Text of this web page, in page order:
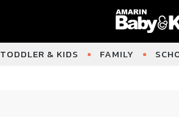
TODDLER & KIDS FAMILY